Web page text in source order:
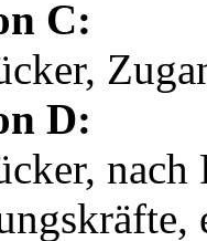
C:
D: